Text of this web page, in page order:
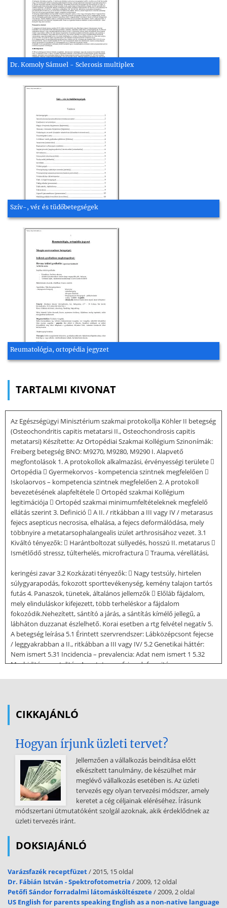
Dr. Komoly Sámuel - Sclerosis multiplex
Szív-, vér és tüdőbetegségek
Reumatológia, ortopédia jegyzet
TARTALMI KIVONAT
Az Egészségügyi Minisztérium szakmai protokollja Köhler II betegség
(Osteochondritis capitis metatarsi II., Osteochondrosis capitis
metatarsi) Készítette: Az Ortopédiai Szakmai Kollégium Szinonímák:
Freiberg betegség BNO: M9270, M9280, M9290 I. Alapvető
megfontolások 1. A protokollok alkalmazási, érvényességi területe 
Ortopédia  Gyermekorvos - kompetencia szintnek megfelelően 
Iskolaorvos – kompetencia szintnek megfelelően 2. A protokoll
bevezetésének alapfeltétele  Ortopéd szakmai Kollégium
legitimációja  Ortopéd szakmai minimumfeltételeknek megfelelő
ellátás szerint 3. Definició  A II. / ritkábban a III vagy IV / metarasus
fejecs asepticus necrosisa, elhalása, a fejecs deformálódása, mely
többnyire a metatarsophalangealis izület arthrosisához vezet. 3.1
Kiváltó tényezők:  Harántboltozat süllyedés, hosszú II. metatarus 
Ismétlődő stressz, túlterhelés, microfractura  Trauma, vérellátási,
keringési zavar 3.2 Kozkázati tényezők:  Nagy testsúly, hirtelen
súlygyarapodás, fokozott sporttevékenység, kemény talajon tartós
futás 4. Panaszok, tünetek, általános jellemzők  Előláb fájdalom,
mely elinduláskor kifejezett, több terheléskor a fájdalom
fokozódik.Nehezített, sántító a járás, a sántítás kímélő jellegű, a
lábháton duzzanat észlelhető. Korai esetben a rtg felvétel negatív 5.
A betegség leírása 5.1 Érintett szervrendszer: Lábközépcsont fejecse
/ leggyakrabban a II., ritkábban a III vagy IV/ 5.2 Genetikai háttér:
Nem ismert 5.31 Incidencia – prevalencia: Adat nem ismert 1 5.32
Morbiditás, mortalitás: A metatarsus fejecsdeformitása
vizsgálatok:  Scintigraphia  MRI  Labor 2. Anamnesis    
Lábháti duzzanat A fájdalom pihenésre enyhül vagy szűnik Az
anamnesisben trauma nem szerepel 3. Fizikális vizsgálat  A lábak
összehasonlító vizsgálata során az étintett lábháton duzzanat
észlelhető, az érintett metatarsus fejecs nyomásra érzékeny, a
metatasrophalangealis izület mozgatása fájdalmas. A lábboltozatok
gyakran ellapúltak. Felső és alsó ugró valamint Chopart izületek
mozgásai megtartottak. 4. Kötelező diagnosztikai vizsgálatok 4.1
lábközépcsontfejecs necrosis kimutatásához 4.2 Képalkotó
 Scintigraphiás vizsgálat / fakultatív /  MR / obligát amennyiben az
anamesis és fizikalis vizsgálat e betegségre utal, de a rtg. felvétel
negatív / 4.3 Egyéb: Egyéb vizsgálat általában nem szükséges 5.
CIKKAJÁNLÓ
Hogyan írjunk üzleti tervet?
Jellemzően a vállalkozás beindítása előtt
elkészített tanulmány, de készülhet már
meglévő vállalkozás esetében is. Az üzleti
tervezés egy olyan tervezési módszer, amely
keretet a cég céljainak eléréséhez. Írásunk
módszertani útmutatóként szolgál azoknak, akik érdeklődnek az
üzleti tervezés iránt.
DOKSIAJÁNLÓ
Varázsfazék receptfüzet/ 2015, 15 oldal
Dr. Fábián István - Spektrofotometria / 2009, 12 oldal
Petőfi Sándor forradalmi látomásköltészete/ 2009, 2 oldal
US English for parents speaking English as a non-native language